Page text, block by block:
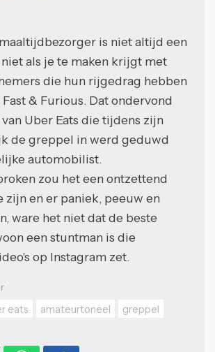
is niet altijd een
als je te maken krijgt met
die hun rijgedrag hebben
& Furious. Dat ondervond
Uber Eats die tijdens zijn
de greppel in werd geduwd
automobilist.
zou het een ontzettend
zijn en er paniek, peeuw en
ware het niet dat de beste
een stuntman is die
op Instagram zet.
eats amateurtoneel greppel